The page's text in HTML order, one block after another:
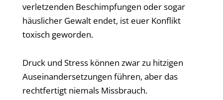
verletzenden Beschimpfungen oder sogar
häuslicher Gewalt endet, ist euer Konflikt
toxisch geworden.
Druck und Stress können zwar zu hitzigen
Auseinandersetzungen führen, aber das
rechtfertigt niemals Missbrauch.